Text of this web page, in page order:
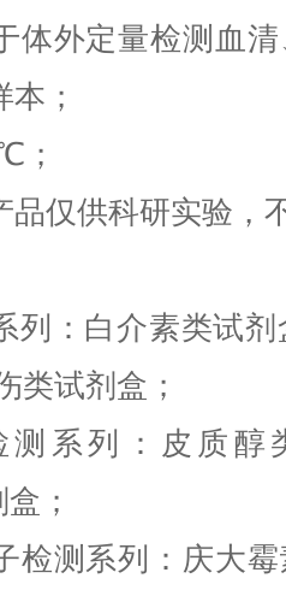
体外定量检测血
；
；
品仅供科研实验，
列：白介素类试
类试剂盒；
测系列：皮质醇
；
检测系列：庆大